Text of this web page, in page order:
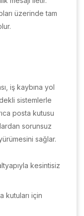
üzerinde tam
iş kaybına yol
sistemlerle
posta kutusu
sorunsuz
sağlar.
kesintisiz
kutuları için